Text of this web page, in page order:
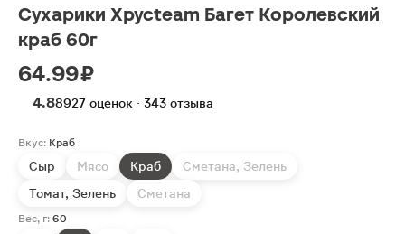
Сухарики Хрусteam Багет Королевский
краб 60г
64.99 ₽
4.88927 оценок · 343 отзыва
Вкус: Краб
Сыр Мясо Краб
Сметана, Зелень
Томат, Зелень
Сметана
Вес, г: 60